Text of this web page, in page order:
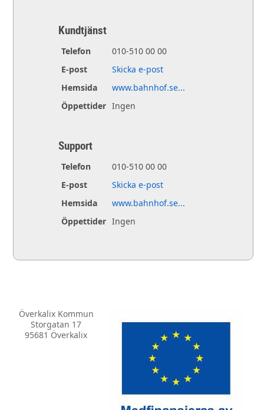
Kundtjänst
Telefon
010-510 00 00
E-post
Skicka e-post
Hemsida
www.bahnhof.se...
Öppettider Ingen
Support
Telefon
010-510 00 00
E-post
Skicka e-post
Hemsida
www.bahnhof.se...
Öppettider Ingen
Överkalix Kommun
Storgatan 17
95681 Överkalix